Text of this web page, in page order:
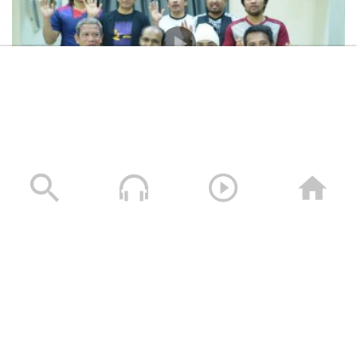
التي اغرقتها القوات المسلحة اليمنية